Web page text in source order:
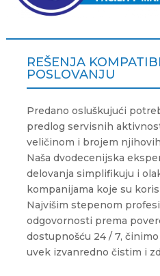
REŠENJA
POSLOVANJU
Predano osluškujući
predlog servisnih
veličinom i brojem
Naša dvodecenijska
delovanja simplifikuju i
kompanijama koje su
Najvišim stepenom
odgovornosti prema
dostupnošću 24 / 7,
uvek izvanredno čistim i